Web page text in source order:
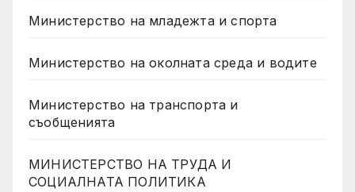
Министерство на младежта и спорта
Министерство на околната среда и водите
Министерство на транспорта и
съобщенията
МИНИСТЕРСТВО НА ТРУДА И
СОЦИАЛНАТА ПОЛИТИКА